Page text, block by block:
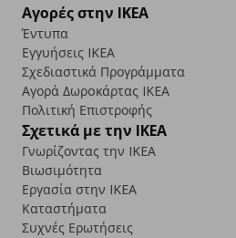
Αγορές στην IKEA
Έντυπα
Εγγυήσεις IKEA
Σχεδιαστικά Προγράμματα
Αγορά Δωρoκάρτας IKEA
Πολιτική Επιστροφής
Σχετικά με την IKEA
Γνωρίζοντας την IKEA
Βιωσιμότητα
Εργασία στην IKEA
Καταστήματα
Συχνές Ερωτήσεις